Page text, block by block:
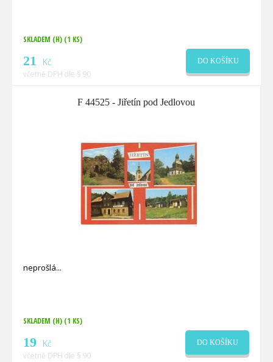
SKLADEM (H) (1 KS)
21 Kč
včetně DPH dle § 90
DO KOŠÍKU
F 44525 - Jiřetín pod Jedlovou
neprošlá
SKLADEM (H) (1 KS)
19 Kč
včetně DPH dle § 90
DO KOŠÍKU